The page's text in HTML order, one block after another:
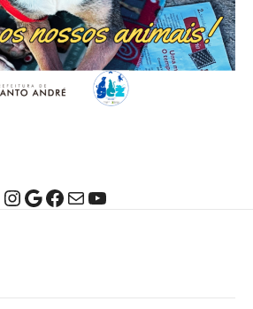
Instagram
Google
Facebook
E-mailYoutube